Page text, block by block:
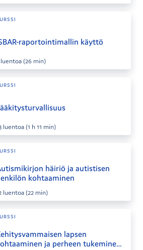
raportointimallin käyttö
luentoa(26 min)
luentoa(1 h 11 min)
häiriö ja autistisen
kohtaaminen
luentoa(22 min)
lapsen
ja perheen tukeminen